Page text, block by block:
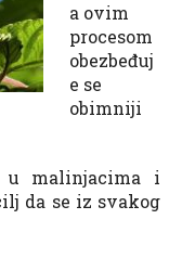
a ovim
procesom
obezbeđuj
e se
obimniji
u malinjacima i
da se iz svakog